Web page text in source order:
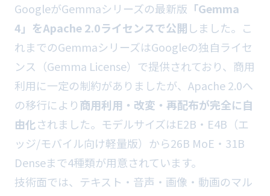
GoogleがGemmaシリーズの最新版 「Gemma
4」をApache 2.0ライセンスで公開しました。こ
れまでのGemmaシリーズはGoogleの独自ライセ
ンス（Gemma License）で提供されており、商用
利用に一定の制約がありましたが、Apache 2.0へ
の移行により商用利用・改変・再配布が完全に自
由化されました。モデルサイズはE2B・E4B（エ
ッジ/モバイル向け軽量版）から26B MoE・31B
Denseまで4種類が用意されています。
技術面では、テキスト・音声・画像・動画のマル